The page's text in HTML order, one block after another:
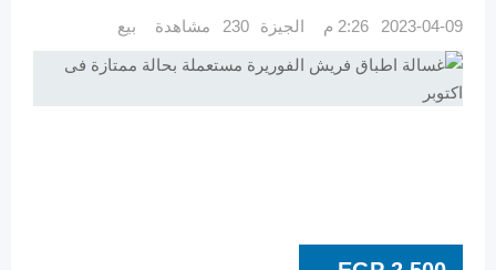
2023-04-09 2:26 م الجيزة 230 مشاهدة بيع